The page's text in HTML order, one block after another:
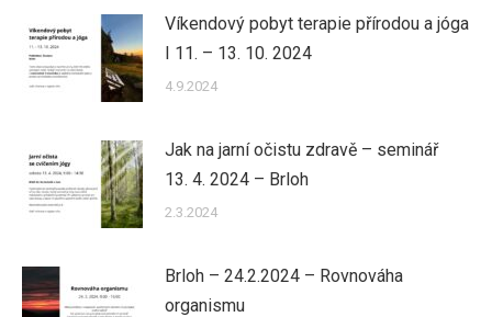
Víkendový pobyt terapie přírodou a jóga
I 11. – 13. 10. 2024
4.9.2024
Jak na jarní očistu zdravě – seminář
13. 4. 2024 – Brloh
2.3.2024
Brloh – 24.2.2024 – Rovnováha
organismu